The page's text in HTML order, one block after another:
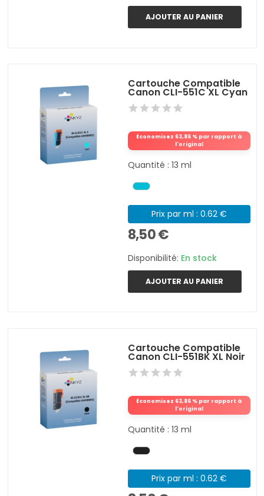
AJOUTER AU PANIER
Cartouche Compatible
Canon CLI-551C XL Cyan
Économisez 63,86 % par rapport à
l'original
Quantité : 13 ml
Prix par ml : 0.62 €
8,50 €
Disponibilité: En stock
AJOUTER AU PANIER
Cartouche Compatible
Canon CLI-551BK XL Noir
Économisez 63,86 % par rapport à
l'original
Quantité : 13 ml
Prix par ml : 0.62 €